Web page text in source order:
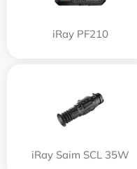
iRay PF210
iRay Saim SCL 35W